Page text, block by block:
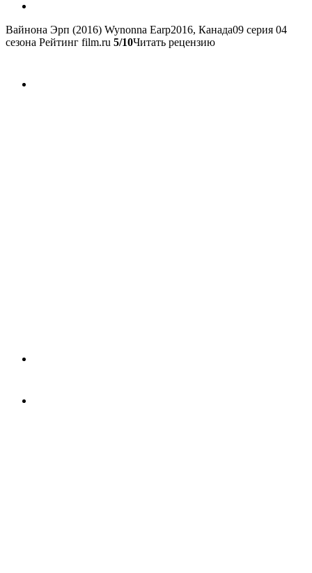
Вайнона Эрп (2016) Wynonna Earp2016, Канада09 серия 04
сезона Рейтинг film.ru 5/10Читать рецензию